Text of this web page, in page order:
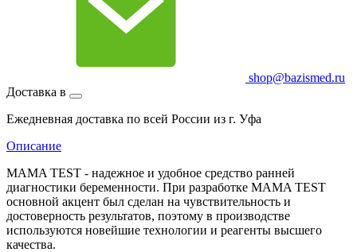
shop@bazismed.ru
Доставка в
Ежедневная доставка по всей России из г. Уфа
Описание
MAMA TEST - надежное и удобное средство ранней
диагностики беременности. При разработке MAMA TEST
основной акцент был сделан на чувствительность и
достоверность результатов, поэтому в производстве
используются новейшие технологии и реагенты высшего
качества.